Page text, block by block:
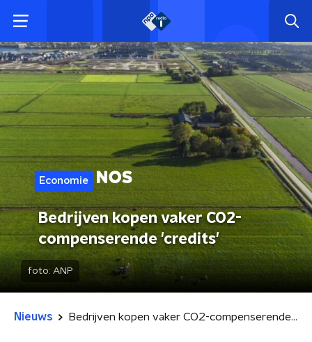
Economie
Bedrijven kopen vaker CO2-
compenserende 'credits'
foto: ANP
Nieuws Bedrijven kopen vaker CO2-compenserende 'credits'